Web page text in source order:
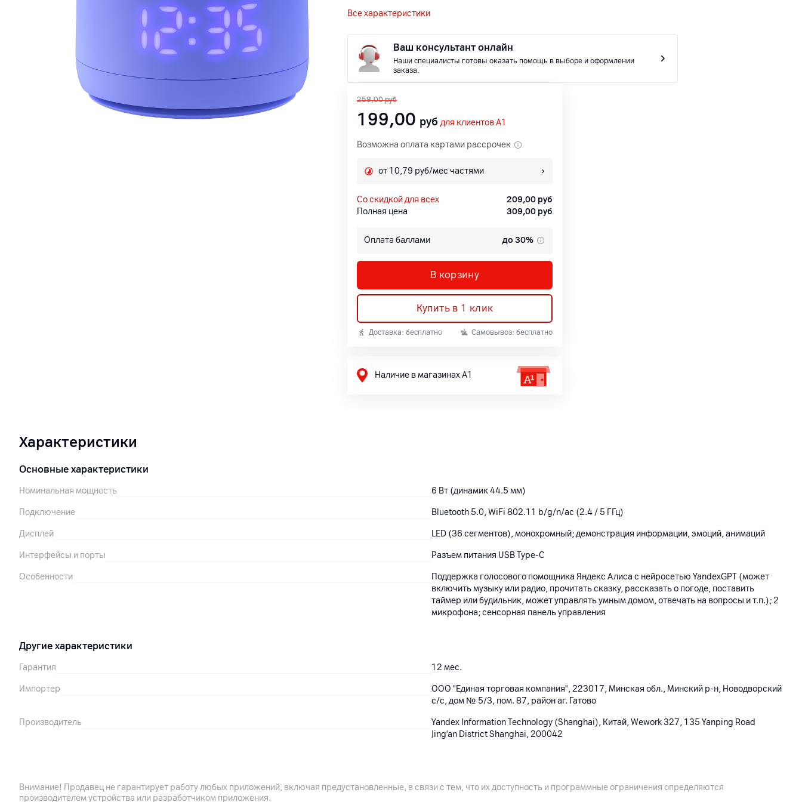
Все характеристики
Ваш консультант онлайн
Наши специалисты готовы оказать помощь в выборе и оформлении
заказа.
259,00 руб
199,00 руб для клиентов A1
Возможна оплата картами рассрочек
от 10,79 руб/мес частями
со скидкой для всех 209,00 руб
Полная цена
309,00 руб
Оплата баллами до 30%
В корзину
Купить в 1 клик
Доставка: бесплатно Самовывоз: бесплатно
Наличие в магазинах А1
Характеристики
Основные характеристики
Номинальная мощность 6 Вт (динамик 44.5 мм)
Подключение Bluetooth 5.0, WiFi 802.11 b/g/n/ac (2.4 / 5 ГГц)
Дисплей LED (36 сегментов), монохромный; демонстрация информации, эмоций, анимаций
Интерфейсы и порты Разъем питания USB Type-C
Особенности
Поддержка голосового помощника Яндекс Алиса с нейросетью YandexGPT (может
включить музыку или радио, прочитать сказку, рассказать о погоде, поставить
таймер или будильник, может управлять умным домом, отвечать на вопросы и т.п.); 2
микрофона; сенсорная панель управления
Другие характеристики
Гарантия 12 мес.
Импортер
ООО "Единая торговая компания", 223017, Минская обл., Минский р-н, Новодворский
с/с, дом № 5/3, пом. 87, район аг. Гатово
Производитель
Yandex Information Technology (Shanghai), Китай, Wework 327, 135 Yanping Road
Jing'an District Shanghai, 200042
Внимание! Продавец не гарантирует работу любых приложений, включая предустановленные, в связи с тем, что их доступность и программные ограничения определяются
производителем устройства или разработчиком приложения.